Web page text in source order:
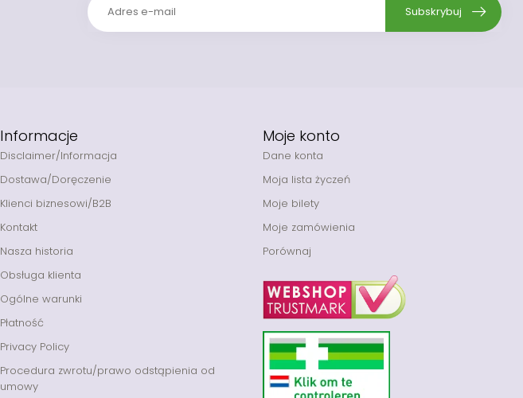
Subskrybuj
Informacje
Disclaimer/Informacja
Dostawa/Doręczenie
Klienci biznesowi/B2B
Kontakt
Nasza historia
Obsługa klienta
Ogólne warunki
Płatność
Privacy Policy
Procedura zwrotu/prawo odstąpienia od
umowy
Moje konto
Dane konta
Moja lista życzeń
Moje bilety
Moje zamówienia
Porównaj